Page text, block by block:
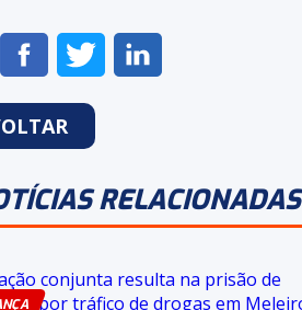
ENVIAR
NO
COMPARTILHAR
NO
FACEBOOK
COMPARTILHAR
NO
RELACIONADAS